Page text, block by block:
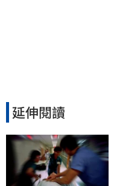
延伸閱讀